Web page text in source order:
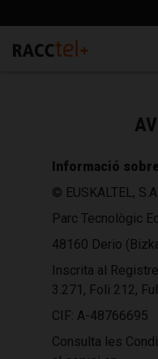
Informació
© EUSKALTEL, S.A
Parc Tecnològic
48160 Derio
Inscrita al
3.271, Foli 212,
CIF: A-48766695
Consulta les